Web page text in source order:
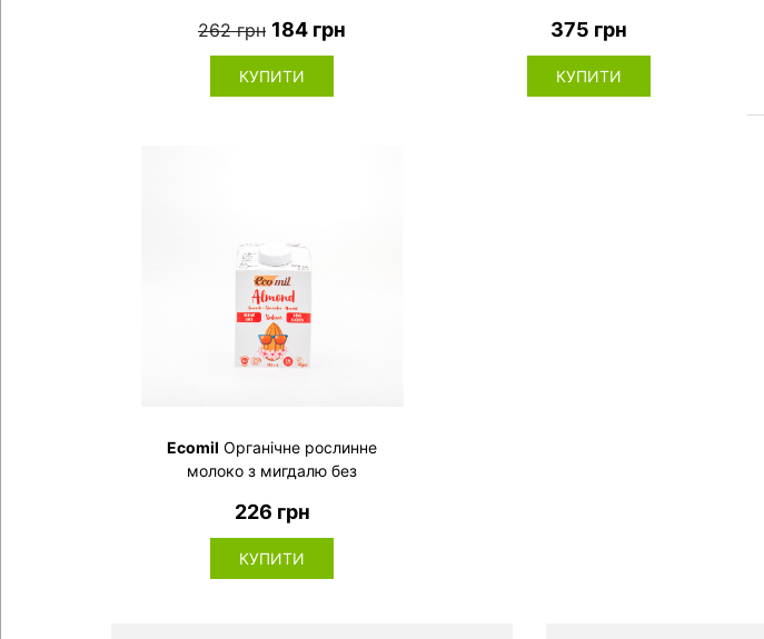
262 грн 184 грн
КУПИТИ
375 грн
КУПИТИ
Ecomil Органічне рослинне
молоко з мигдалю без
226 грн
КУПИТИ